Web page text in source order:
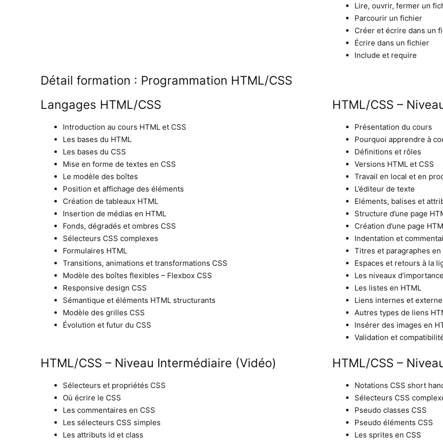
Lire, ouvrir, fermer un
Parcourir un fichier
Créer et écrire dans un
Écrire dans un fichier
Include et require
Détail formation : Programmation HTML/CSS
Langages HTML/CSS
Introduction au cours HTML et CSS
Les bases du HTML
Les bases du CSS
Mise en forme de textes en CSS
Le modèle des boîtes
Position et affichage des éléments
Création de tableaux HTML
Insertion de médias en HTML
Fonds, dégradés et ombres CSS
Sélecteurs CSS complexes
Formulaires HTML
Transitions, animations et transformations CSS
Modèle des boîtes flexibles – Flexbox CSS
Responsive design CSS
Sémantique et éléments HTML structurants
Modèle des grilles CSS
Évolution et futur du CSS
HTML/CSS –
Présentation du cours
Pourquoi apprendre à
Définitions et rôles
Versions HTML et CSS
Travail en local et en
L’éditeur de texte
Eléments, balises et
Structure d’une page
Création d’une page
Indentation et
Titres et paragraphes en
Espaces et retours à la
Les niveaux
Les listes en HTML
Liens internes et
Autres types de liens
Insérer des images en
Validation et
HTML/CSS – Niveau Intermédiaire (Vidéo)
Sélecteurs et propriétés CSS
Où écrire le CSS
Les commentaires en CSS
Les sélecteurs CSS simples
Les attributs id et class
HTML/CSS –
Notations CSS short
Sélecteurs CSS
Pseudo classes CSS
Pseudo éléments CSS
Les sprites en CSS